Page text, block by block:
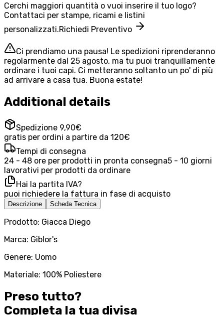
Cerchi maggiori quantità o vuoi inserire il tuo logo?
Contattaci per stampe, ricami e listini
personalizzati.Richiedi Preventivo
Ci prendiamo una pausa! Le spedizioni riprenderanno
regolarmente dal 25 agosto, ma tu puoi tranquillamente
ordinare i tuoi capi. Ci metteranno soltanto un po' di più
ad arrivare a casa tua. Buona estate!
Additional details
Spedizione 9,90€
gratis per ordini a partire da 120€
Tempi di consegna
24 - 48 ore per prodotti in pronta consegna5 - 10 giorni
lavorativi per prodotti da ordinare
Hai la partita IVA?
puoi richiedere la fattura in fase di acquisto
Descrizione Scheda Tecnica
Prodotto: Giacca Diego
Marca: Giblor's
Genere: Uomo
Materiale: 100% Poliestere
Preso tutto?
Completa la tua divisa